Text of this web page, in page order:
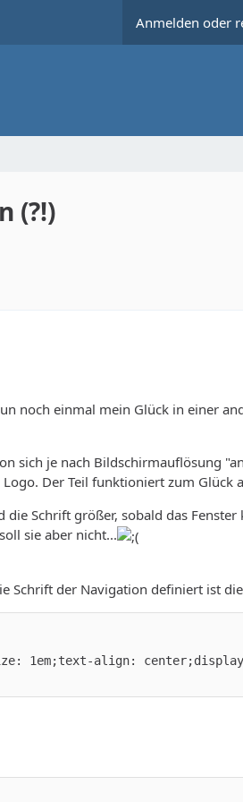
Anmelden oder
(?!)
noch einmal mein Glück in einer
sich je nach Bildschirmauflösung
Der Teil funktioniert zum Glück
Schrift größer, sobald das Fenster
sie aber nicht...
Schrift der Navigation definiert ist
1em;text-align: